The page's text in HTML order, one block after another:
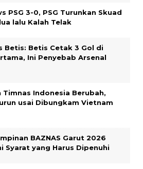
PSG 3-0, PSG Turunkan Skuad
lalu Kalah Telak
Betis: Betis Cetak 3 Gol di
Ini Penyebab Arsenal
Timnas Indonesia Berubah,
usai Dibungkam Vietnam
BAZNAS Garut 2026
Syarat yang Harus Dipenuhi